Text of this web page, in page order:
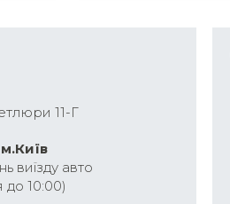
11-Г
виїзду авто
10:00)